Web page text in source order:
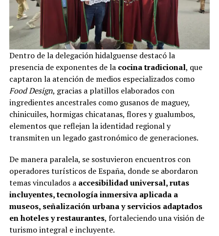
Dentro de la delegación hidalguense destacó la
presencia de exponentes de la cocina tradicional, que
captaron la atención de medios especializados como
Food Design, gracias a platillos elaborados con
ingredientes ancestrales como gusanos de maguey,
chinicuiles, hormigas chicatanas, flores y gualumbos,
elementos que reflejan la identidad regional y
transmiten un legado gastronómico de generaciones.
De manera paralela, se sostuvieron encuentros con
operadores turísticos de España, donde se abordaron
temas vinculados a accesibilidad universal, rutas
incluyentes, tecnología inmersiva aplicada a
museos, señalización urbana y servicios adaptados
en hoteles y restaurantes, fortaleciendo una visión de
turismo integral e incluyente.